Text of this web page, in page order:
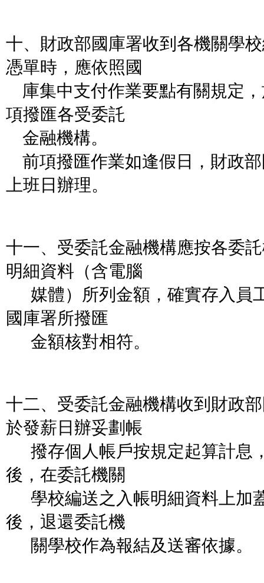
十、財政部國庫署收到各機關學
憑單時，應依照國
庫集中支付作業要點有關規定
項撥匯各受委託
金融機構。
前項撥匯作業如逢假日，財政
上班日辦理。
十一、受委託金融機構應按各委
明細資料（含電腦
媒體）所列金額，確實存入員
國庫署所撥匯
金額核對相符。
十二、受委託金融機構收到財政
於發薪日辦妥劃帳
撥存個人帳戶按規定起算計息
後，在委託機關
學校編送之入帳明細資料上加
後，退還委託機
關學校作為報結及送審依據。